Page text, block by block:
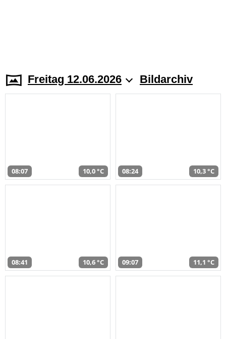
Freitag 12.06.2026 Bildarchiv
08:07 10,0 °C 08:24 10,3 °C
08:41 10,6 °C 09:07 11,1 °C